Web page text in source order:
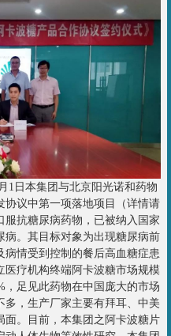
1日本集团与北京阳光诺和药物
协议中第一项落地项目（详情请
服抗糖尿病药物，已被纳入国家
病。其目标对象为出现糖尿病前
情受到控制的餐后高血糖症患
医疗机构终端阿卡波糖市场规模
，足见此药物在中国庞大的市场
，生产厂家主要有拜耳、中美
面。目前，本集团之阿卡波糖片